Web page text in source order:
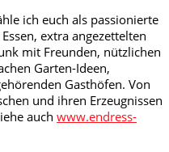
ich euch als passionierte
extra angezettelten
mit Freunden, nützlichen
Garten-Ideen,
Gasthöfen. Von
und ihren Erzeugnissen
auch www.endress-